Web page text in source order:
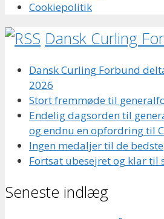
Cookiepolitik
Dansk Curling
Dansk Curling Forbund
2026
Stort fremmøde til
Endelig dagsorden til
og endnu en opfordring til
Ingen medaljer til de bedste
Fortsat ubesejret og klar til
Seneste indlæg